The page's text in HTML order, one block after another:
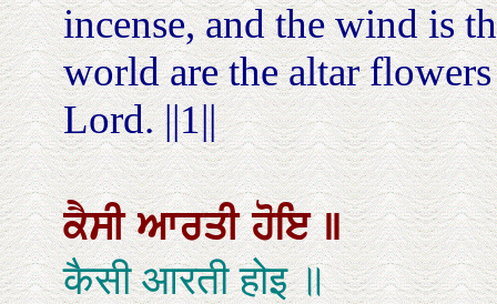
incense, and the wind is
world are the altar
Lord. ||1||
ਕੈਸੀਆਰਤੀਹੋਇ॥
कैसी आरती होइ ॥